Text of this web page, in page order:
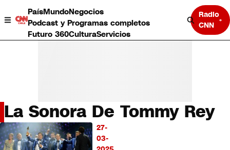
PaísMundoNegocios
Podcast y Programas completos
Futuro 360CulturaServicios
Radio
CNN
País
Mundo
La Sonora De Tommy Rey
27-
03-
LO
MÁS